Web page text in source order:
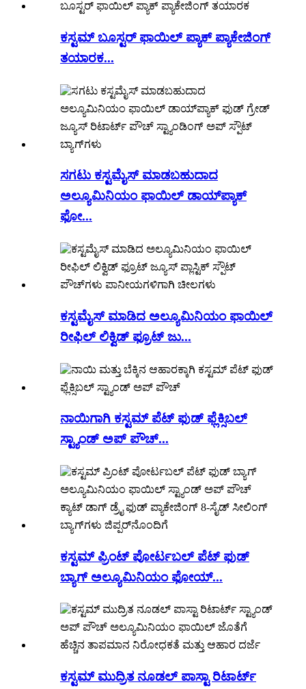
ಕಸ್ಟಮ್ ಬೂಸ್ಟರ್ ಫಾಯಿಲ್ ಪ್ಯಾಕ್ ಪ್ಯಾಕೇಜಿಂಗ್
ತಯಾರಕ...
ಸಗಟು ಕಸ್ಟಮೈಸ್ ಮಾಡಬಹುದಾದ
ಅಲ್ಯೂಮಿನಿಯಂ ಫಾಯಿಲ್ ಡಾಯ್‌ಪ್ಯಾಕ್
ಫೋ...
ಕಸ್ಟಮೈಸ್ ಮಾಡಿದ ಅಲ್ಯೂಮಿನಿಯಂ ಫಾಯಿಲ್
ರೀಫಿಲ್ ಲಿಕ್ವಿಡ್ ಫ್ರೂಟ್ ಜು...
ನಾಯಿಗಾಗಿ ಕಸ್ಟಮ್ ಪೆಟ್ ಫುಡ್ ಫ್ಲೆಕ್ಸಿಬಲ್
ಸ್ಟ್ಯಾಂಡ್ ಅಪ್ ಪೌಚ್...
ಕಸ್ಟಮ್ ಪ್ರಿಂಟ್ ಪೋರ್ಟಬಲ್ ಪೆಟ್ ಫುಡ್
ಬ್ಯಾಗ್ ಅಲ್ಯೂಮಿನಿಯಂ ಫೋಯ್...
ಕಸ್ಟಮ್ ಮುದ್ರಿತ ನೂಡಲ್ ಪಾಸ್ಟಾ ರಿಟಾರ್ಟ್